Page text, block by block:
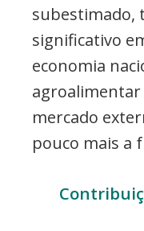
subestimado,
significativo
economia
agroalimentar
mercado
pouco mais a